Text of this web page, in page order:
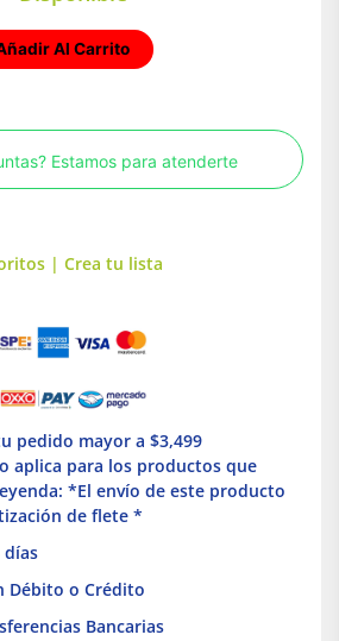
Al Carrito
Estamos para atenderte
| Crea tu lista
pedido mayor a $3,499
aplica para los productos que
*El envío de este producto
de flete *
días
Débito o Crédito
Bancarias